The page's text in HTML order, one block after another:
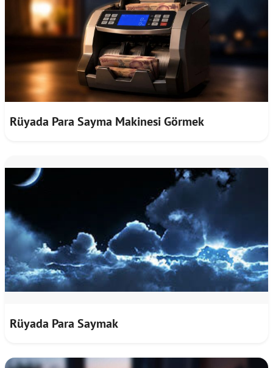
Rüyada Para Sayma Makinesi Görmek
Rüyada Para Saymak